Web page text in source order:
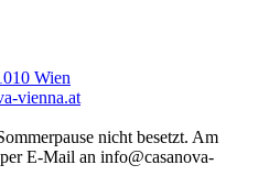
Wien
vienna.at
nicht besetzt. Am
E-Mail an info@casanova-